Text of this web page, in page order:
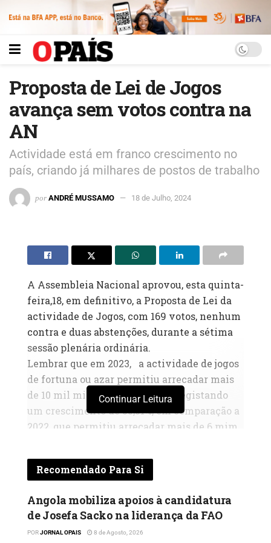
Proposta de Lei de Jogos
avança sem votos contra na
AN
Actividade está em franco crescimento no
país, criando já milhares de postos de trabalho
por ANDRÉ MUSSAMO 18 de Julho, 2024
A Assembleia Nacional aprovou, esta quinta-
feira,18, em definitivo, a Proposta de Lei da
actividade de Jogos, com 169 votos, nenhum
contra e duas abstenções, durante a sétima
sessão plenária ordinária.
Lembrar que em 2023, a actividade de jogos
de fortuna ou azar permitiu arrecadar mais
de 10 mil milhões de kwanzas, registando
um crescimento de 55,51%, em comparação a
2022, que permitiu arrecadar mais de 6 mim
A receita média anual desta actividade se
situou em mais de 2,5 mil milhões de
fiscal dos próximos exercícios pode
ultrapassar os montantes de 2023. De 2019 a
2023 foram emitidas um total de 104
Continuar Leitura
Recomendado Para Si
Angola mobiliza apoios à candidatura
de Josefa Sacko na liderança da FAO
PORJORNAL OPAIS 8 de Agosto, 2026